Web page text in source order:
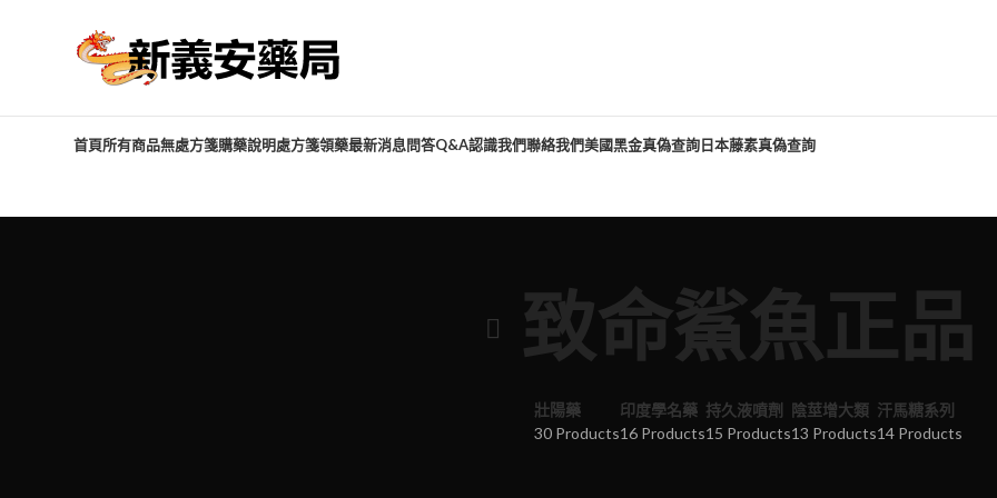
首頁所有商品無處方箋購藥說明處方箋領藥最新消息問答Q&A認識我們聯絡我們美國黑金真偽查詢日本藤素真偽查詢
致命鯊魚正品
壯陽藥
30 Products
印度學名藥
16 Products
持久液噴劑
15 Products
陰莖增大類
13 Products
汗馬糖系列
14 Products